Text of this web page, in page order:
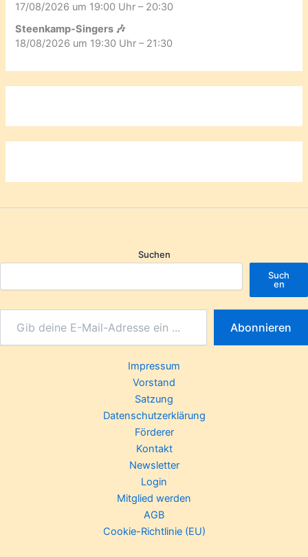
17/08/2026 um 19:00 Uhr – 20:30
Steenkamp-Singers 🎶
18/08/2026 um 19:30 Uhr – 21:30
Suchen
Such
en
Abonnieren
Impressum
Vorstand
Satzung
Datenschutzerklärung
Förderer
Kontakt
Newsletter
Login
Mitglied werden
AGB
Cookie-Richtlinie (EU)